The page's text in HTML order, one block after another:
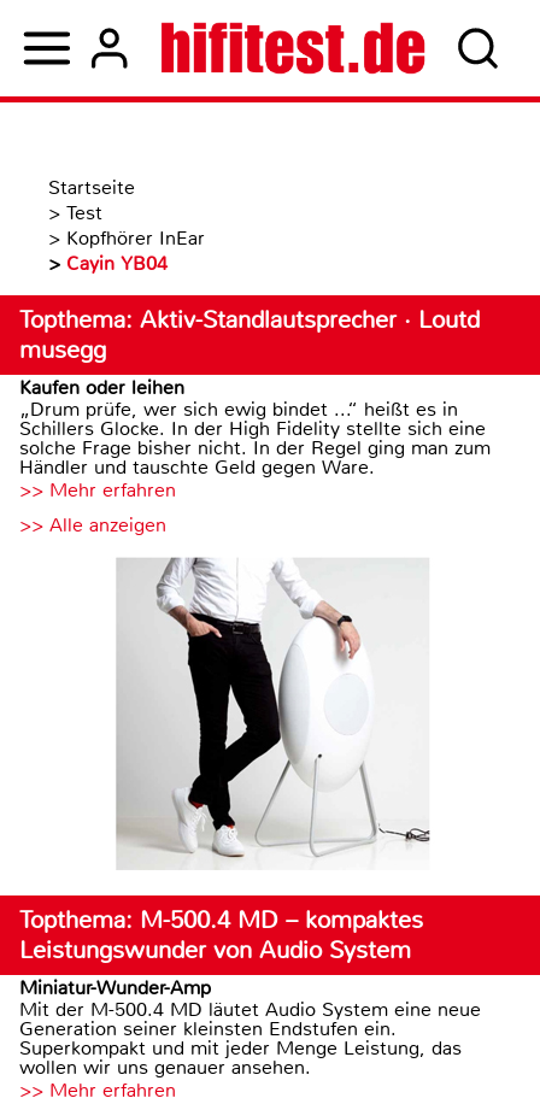
Startseite
> Test
> Kopfhörer InEar
> Cayin YB04
Topthema: Aktiv-Standlautsprecher · Loutd
musegg
Kaufen oder leihen
„Drum prüfe, wer sich ewig bindet ...“ heißt es in
Schillers Glocke. In der High Fidelity stellte sich eine
solche Frage bisher nicht. In der Regel ging man zum
Händler und tauschte Geld gegen Ware.
>> Mehr erfahren
>> Alle anzeigen
Topthema: M-500.4 MD – kompaktes
Leistungswunder von Audio System
Miniatur-Wunder-Amp
Mit der M-500.4 MD läutet Audio System eine neue
Generation seiner kleinsten Endstufen ein.
Superkompakt und mit jeder Menge Leistung, das
wollen wir uns genauer ansehen.
>> Mehr erfahren